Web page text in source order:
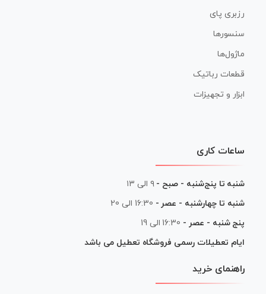
رزبری پای
سنسورها
ماژول‌ها
قطعات رباتیک
ابزار و تجهیزات
ساعات کاری
شنبه تا پنج‌شنبه - صبح - ۹ الی ۱۳
شنبه تا چهارشنبه - عصر - 16:30 الی 20
پنج شنبه - عصر - 16:30 الی 19
ایام تعطیلات رسمی فروشگاه تعطیل می باشد
راهنمای خرید